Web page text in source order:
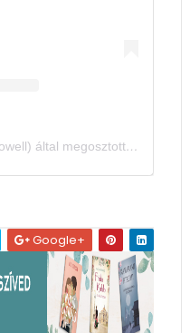
Rainbow Rowell (@rainbowrowell) által megosztott bejegyzés
Google+